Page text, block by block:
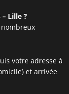
Lille ?
votre adresse à
et arrivée